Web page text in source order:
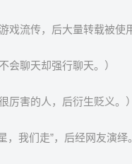
戏流传，后大量转载被使
会聊天却强行聊天。）
厉害的人，后衍生贬义。）
，我们走”，后经网友演绎